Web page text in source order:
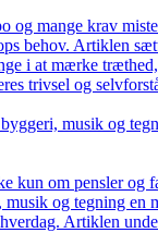
og mange krav
behov. Artiklen
i at mærke
trivsel og
musik og
kun om pensler og
og tegning en
Artiklen